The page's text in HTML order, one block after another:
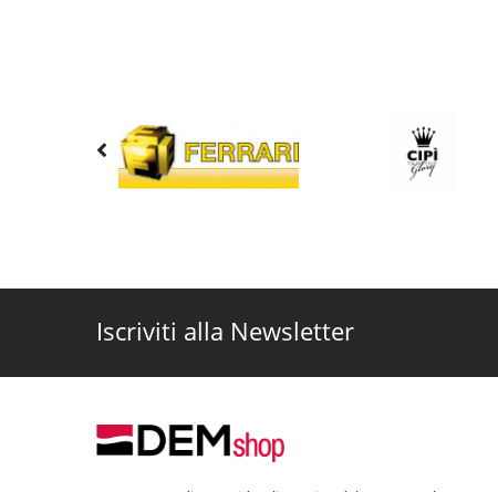
Iscriviti alla Newsletter